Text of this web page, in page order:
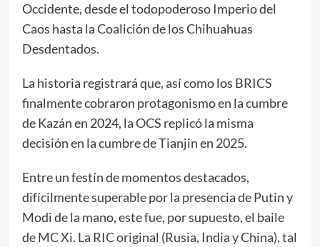
Occidente, desde el todopoderoso Imperio del
Caos hasta la Coalición de los Chihuahuas
Desdentados.
La historia registrará que, así como los BRICS
finalmente cobraron protagonismo en la cumbre
de Kazán en 2024, la OCS replicó la misma
decisión en la cumbre de Tianjin en 2025.
Entre un festín de momentos destacados,
difícilmente superable por la presencia de Putin y
Modi de la mano, este fue, por supuesto, el baile
de MC Xi. La RIC original (Rusia, India y China), tal